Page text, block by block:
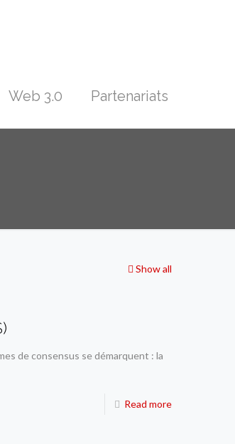
Web 3.0 Partenariats
Show all
de consensus se démarquent : la
Read more